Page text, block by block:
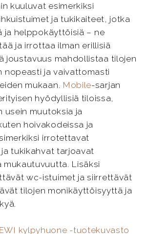
kuuluvat esimerkiksi
ja tukikaiteet, jotka
ja helppokäyttöisiä – ne
ja irrottaa ilman erillisiä
joustavuus mahdollistaa tilojen
nopeasti ja vaivattomasti
mukaan. Mobile-sarjan
hyödyllisiä tiloissa,
usein muutoksia ja
hoivakodeissa ja
irrotettavat
tukikahvat tarjoavat
mukautuvuutta. Lisäksi
wc-istuimet ja siirrettävät
tilojen monikäyttöisyyttä ja
kylpyhuone -tuotekuvasto